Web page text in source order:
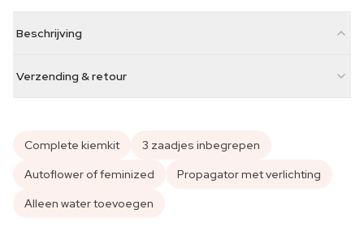
Beschrijving
Verzending & retour
Complete kiemkit
3 zaadjes inbegrepen
Autoflower of feminized
Propagator met verlichting
Alleen water toevoegen